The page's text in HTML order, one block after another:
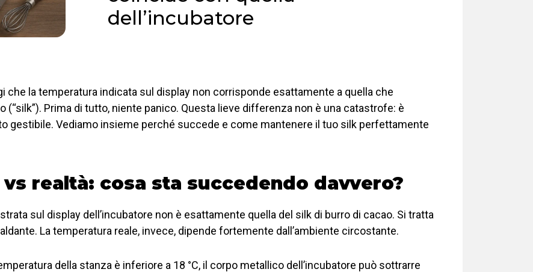
dell’incubatore
che la temperatura indicata sul display non corrisponde esattamente a quella che
Prima di tutto, niente panico. Questa lieve differenza non è una catastrofe: è
gestibile. Vediamo insieme perché succede e come mantenere il tuo silk perfettamente
realtà: cosa sta succedendo davvero?
sul display dell’incubatore non è esattamente quella del silk di burro di cacao. Si tratta
La temperatura reale, invece, dipende fortemente dall’ambiente circostante.
della stanza è inferiore a 18 °C, il corpo metallico dell’incubatore può sottrarre